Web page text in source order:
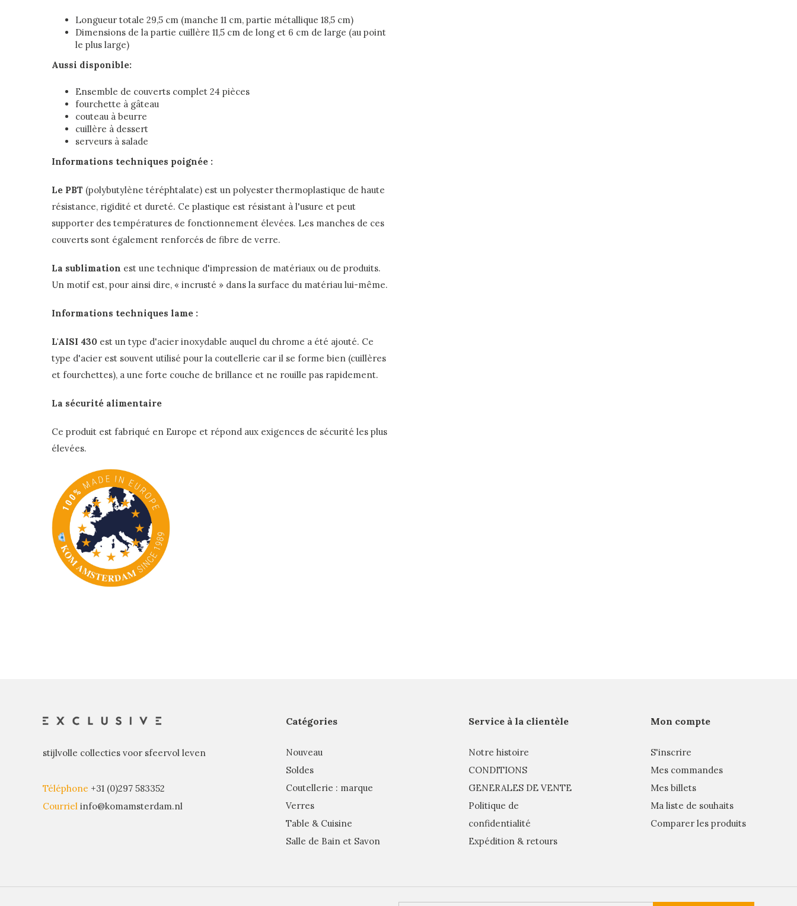
Longueur totale 29,5 cm (manche 11 cm, partie métallique 18,5 cm)
Dimensions de la partie cuillère 11,5 cm de long et 6 cm de large (au point
le plus large)
Aussi disponible:
Ensemble de couverts complet 24 pièces
fourchette à gâteau
couteau à beurre
cuillère à dessert
serveurs à salade
Informations techniques poignée :
Le PBT (polybutylène téréphtalate) est un polyester thermoplastique de haute
résistance, rigidité et dureté. Ce plastique est résistant à l'usure et peut
supporter des températures de fonctionnement élevées. Les manches de ces
couverts sont également renforcés de fibre de verre.
La sublimation est une technique d'impression de matériaux ou de produits.
Un motif est, pour ainsi dire, « incrusté » dans la surface du matériau lui-même.
Informations techniques lame :
L'AISI 430 est un type d'acier inoxydable auquel du chrome a été ajouté. Ce
type d'acier est souvent utilisé pour la coutellerie car il se forme bien (cuillères
et fourchettes), a une forte couche de brillance et ne rouille pas rapidement.
La sécurité alimentaire
Ce produit est fabriqué en Europe et répond aux exigences de sécurité les plus
élevées.
stijlvolle collecties voor sfeervol leven
Téléphone +31 (0)297 583352
Courriel info@komamsterdam.nl
Catégories
Nouveau
Soldes
Coutellerie : marque
Verres
Table & Cuisine
Salle de Bain et Savon
Service à la clientèle
Notre histoire
CONDITIONS
GENERALES DE VENTE
Politique de
confidentialité
Expédition & retours
Mon compte
S'inscrire
Mes commandes
Mes billets
Ma liste de souhaits
Comparer les produits